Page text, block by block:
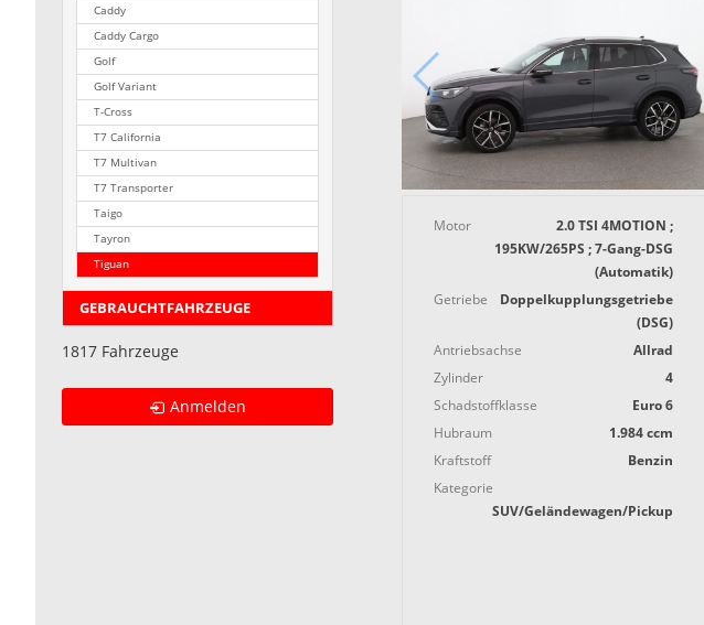
Motor
2.0 TSI 4MOTION ;
195KW/265PS ; 7-Gang-DSG
(Automatik)
Getriebe
Doppelkupplungsgetriebe
(DSG)
Antriebsachse
Allrad
Zylinder
4
Schadstoffklasse
Euro 6
Hubraum
1.984 ccm
Kraftstoff
Benzin
Kategorie
SUV/Geländewagen/Pickup
Caddy
Caddy Cargo
Golf
Golf Variant
T-Cross
T7 California
T7 Multivan
T7 Transporter
Taigo
Tayron
Tiguan
GEBRAUCHTFAHRZEUGE
1817 Fahrzeuge
Anmelden